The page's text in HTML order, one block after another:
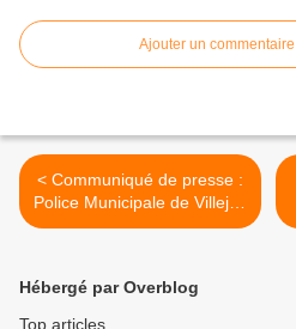
Ajouter un commentaire
< Communiqué de presse :
Police Municipale de Villejuif
: une décision politique qui
Hébergé par Overblog
Top articles